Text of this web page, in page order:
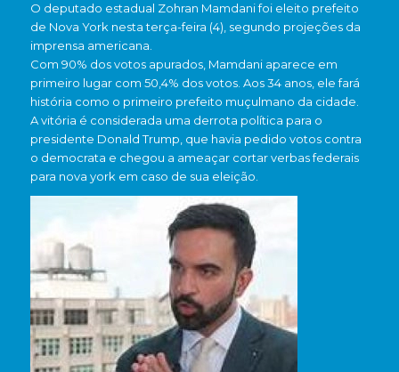
O deputado estadual Zohran Mamdani foi eleito prefeito
de Nova York nesta terça-feira (4), segundo projeções da
imprensa americana.
Com 90% dos votos apurados, Mamdani aparece em
primeiro lugar com 50,4% dos votos. Aos 34 anos, ele fará
história como o primeiro prefeito muçulmano da cidade.
A vitória é considerada uma derrota política para o
presidente Donald Trump, que havia pedido votos contra
o democrata e chegou a ameaçar cortar verbas federais
para nova york em caso de sua eleição.